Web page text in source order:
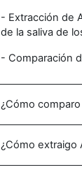
- Extracción de
de la saliva de
- Comparación
¿Cómo
¿Cómo extraigo